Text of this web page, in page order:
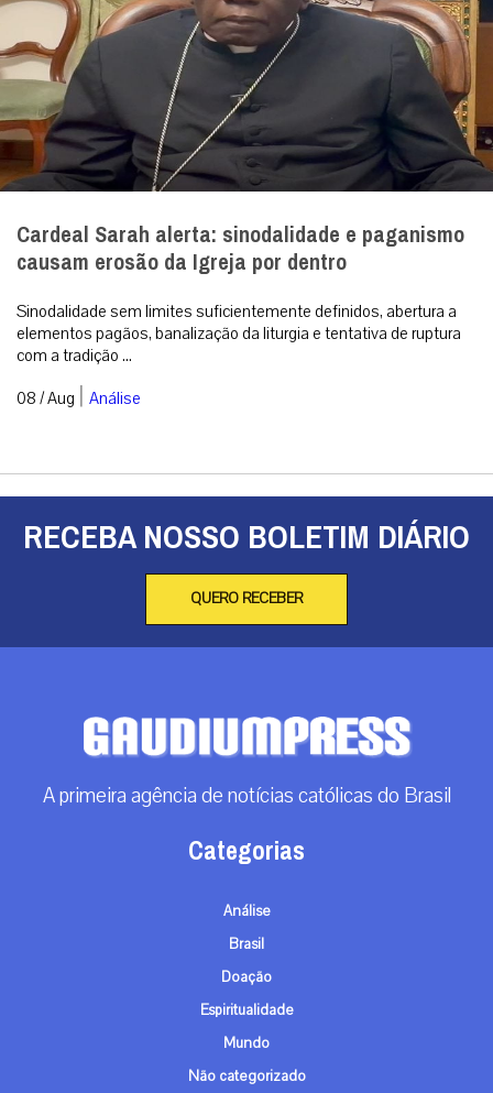
Cardeal Sarah alerta: sinodalidade e paganismo
causam erosão da Igreja por dentro
Sinodalidade sem limites suficientemente definidos, abertura a
elementos pagãos, banalização da liturgia e tentativa de ruptura
com a tradição ...
08 / Aug | Análise
RECEBA NOSSO BOLETIM DIÁRIO
QUERO RECEBER
A primeira agência de notícias católicas do Brasil
Categorias
Análise
Brasil
Doação
Espiritualidade
Mundo
Não categorizado